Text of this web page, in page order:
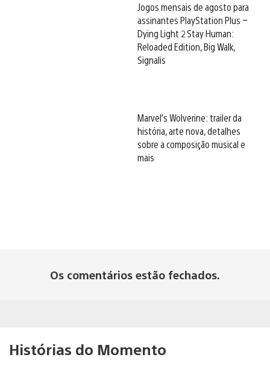
Jogos mensais de agosto para
assinantes PlayStation Plus –
Dying Light 2 Stay Human:
Reloaded Edition, Big Walk,
Signalis
Marvel’s Wolverine: trailer da
história, arte nova, detalhes
sobre a composição musical e
mais
Os comentários estão fechados.
Histórias do Momento